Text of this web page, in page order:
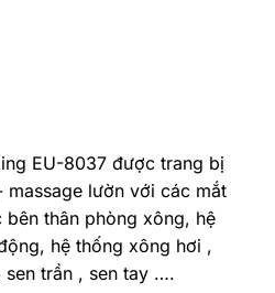
EU-8037 được trang bị
massage lườn với các mắt
bên thân phòng xông, hệ
hệ thống xông hơi ,
trần , sen tay ….